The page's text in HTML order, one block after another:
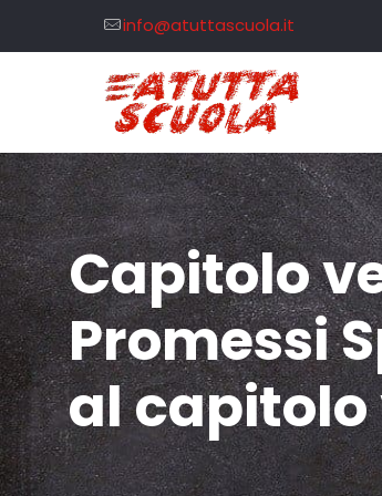
info@atuttascuola.it
Capitolo
Promessi
al